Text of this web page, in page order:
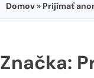
Domov » Prijímať
Značka: